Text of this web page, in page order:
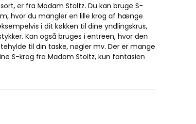
er fra Madam Stoltz. Du kan bruge S-
hvor du mangler en lille krog af hænge
i dit køkken til dine yndlingskrus,
Kan også bruges i entreen, hvor den
til din taske, nøgler mv. Der er mange
S-krog fra Madam Stoltz, kun fantasien